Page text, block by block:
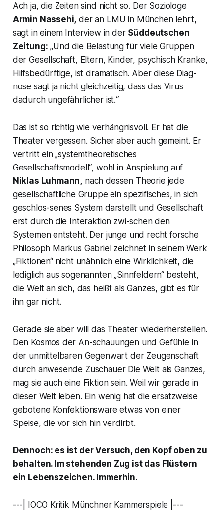
Ach ja, die Zeiten sind nicht so. Der Soziologe
Armin Nassehi, der an LMU in München lehrt,
sagt in einem Interview in der Süddeutschen
Zeitung: „Und die Belastung für viele Gruppen
der Gesellschaft, Eltern, Kinder, psychisch Kranke,
Hilfsbedürftige, ist dramatisch. Aber diese Diag-
nose sagt ja nicht gleichzeitig, dass das Virus
dadurch ungefährlicher ist.“
Das ist so richtig wie verhängnisvoll. Er hat die
Theater vergessen. Sicher aber auch gemeint. Er
vertritt ein „systemtheoretisches
Gesellschaftsmodell“, wohl in Anspielung auf
Niklas Luhmann, nach dessen Theorie jede
gesellschaftliche Gruppe ein spezifisches, in sich
geschlos-senes System darstellt und Gesellschaft
erst durch die Interaktion zwi-schen den
Systemen entsteht. Der junge und recht forsche
Philosoph Markus Gabriel zeichnet in seinem Werk
„Fiktionen“ nicht unähnlich eine Wirklichkeit, die
lediglich aus sogenannten „Sinnfeldern“ besteht,
die Welt an sich, das heißt als Ganzes, gibt es für
ihn gar nicht.
Gerade sie aber will das Theater wiederherstellen.
Den Kosmos der An-schauungen und Gefühle in
der unmittelbaren Gegenwart der Zeugenschaft
durch anwesende Zuschauer Die Welt als Ganzes,
mag sie auch eine Fiktion sein. Weil wir gerade in
dieser Welt leben. Ein wenig hat die ersatzweise
gebotene Konfektionsware etwas von einer
Speise, die vor sich hin verdirbt.
Dennoch: es ist der Versuch, den Kopf oben zu
behalten. Im stehenden Zug ist das Flüstern
ein Lebenszeichen. Immerhin.
---| IOCO Kritik Münchner Kammerspiele |---